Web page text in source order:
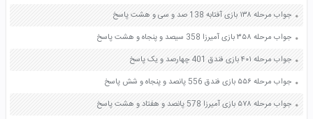
جواب مرحله ۱۳۸ بازی آفتابه 138 صد و سی و هشت پاسخ
جواب مرحله ۳۵۸ بازی آمیرزا 358 سیصد و پنجاه و هشت پاسخ
جواب مرحله ۴۰۱ بازی فندق 401 چهارصد و یک پاسخ
جواب مرحله ۵۵۶ بازی فندق 556 پانصد و پنجاه و شش پاسخ
جواب مرحله ۵۷۸ بازی آمیرزا 578 پانصد و هفتاد و هشت پاسخ